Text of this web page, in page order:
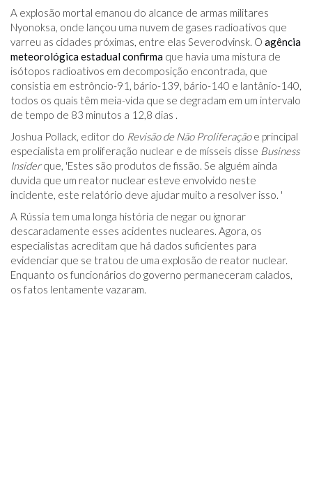
A explosão mortal emanou do alcance de armas militares
Nyonoksa, onde lançou uma nuvem de gases radioativos que
varreu as cidades próximas, entre elas Severodvinsk. O agência
meteorológica estadual confirma que havia uma mistura de
isótopos radioativos em decomposição encontrada, que
consistia em estrôncio-91, bário-139, bário-140 e lantânio-140,
todos os quais têm meia-vida que se degradam em um intervalo
de tempo de 83 minutos a 12,8 dias .
Joshua Pollack, editor do Revisão de Não Proliferaçãoe principal
especialista em proliferação nuclear e de mísseis disse Business
Insiderque, 'Estes são produtos de fissão. Se alguém ainda
duvida que um reator nuclear esteve envolvido neste
incidente, este relatório deve ajudar muito a resolver isso. '
A Rússia tem uma longa história de negar ou ignorar
descaradamente esses acidentes nucleares. Agora, os
especialistas acreditam que há dados suficientes para
evidenciar que se tratou de uma explosão de reator nuclear.
Enquanto os funcionários do governo permaneceram calados,
os fatos lentamente vazaram.